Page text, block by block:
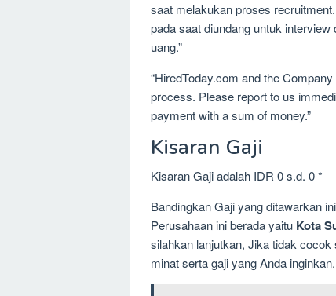
saat melakukan proses
pada saat diundang untuk
uang.”
“HiredToday.com and the
process. Please report to us
payment with a sum of money.”
Kisaran Gaji
Kisaran Gaji adalah IDR 0 s.d. 0 *
Bandingkan Gaji yang ditawarkan
Perusahaan ini berada yaitu Kota
silahkan lanjutkan, Jika tidak
minat serta gaji yang Anda inginkan.